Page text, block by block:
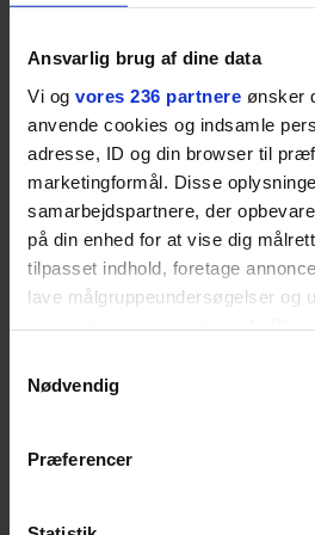
Ansvarlig brug af dine data
Vi og vores 236 partnere ønsker
anvende cookies og indsamle
adresse, ID og din browser til
marketingformål. Disse
samarbejdspartnere, der
på din enhed for at vise dig
tilpasset indhold, foretage
lave målgruppeundersøgelser og
tilbage eller ændre indstillinger fra
"Cookiedeklaration", eller ved at
Nødvendig
Præferencer
PODCAST
Det er alt for nemt at
brokke sig: Nyt afsnit af
’Arbejdstitel’ handler
om alt det, der gør
verden lidt sjovere og
hverdagen lidt lysere